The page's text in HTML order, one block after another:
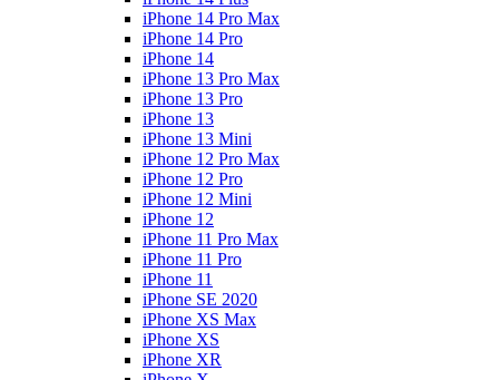
iPhone 14 Pro Max
iPhone 14 Pro
iPhone 14
iPhone 13 Pro Max
iPhone 13 Pro
iPhone 13
iPhone 13 Mini
iPhone 12 Pro Max
iPhone 12 Pro
iPhone 12 Mini
iPhone 12
iPhone 11 Pro Max
iPhone 11 Pro
iPhone 11
iPhone SE 2020
iPhone XS Max
iPhone XS
iPhone XR